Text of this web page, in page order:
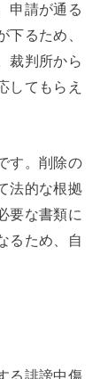
申請が通る
るため、
裁判所から
してもらえ
す。削除の
法的な根拠
要な書類に
るため、自
る誹謗中傷